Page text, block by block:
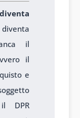
il
il
e
DPR